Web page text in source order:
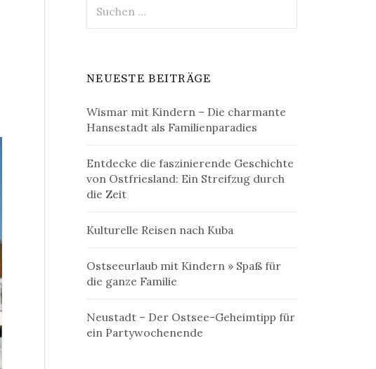
nach:
NEUESTE BEITRÄGE
Wismar mit Kindern – Die charmante
Hansestadt als Familienparadies
Entdecke die faszinierende Geschichte
von Ostfriesland: Ein Streifzug durch
die Zeit
Kulturelle Reisen nach Kuba
Ostseeurlaub mit Kindern » Spaß für
die ganze Familie
Neustadt – Der Ostsee-Geheimtipp für
ein Partywochenende